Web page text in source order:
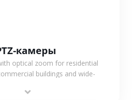
камеры
optical zoom for residential
buildings and wide-
and flexible coverage.